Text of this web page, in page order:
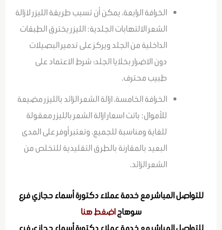
الخرافة الرابعة، يمكن أن تسبب طريقة الليزر لازالة
الشعر الالتهابات الجلدية: الليزر يخترق الطبقات
الداخلية من الجلد ويركز على تدمير البصيلات
دون الاضرار بخلايا الجلد؛ شرط الاعتماد على
طبيب محترف.
الخرافة الخامسة، ازالة الشعر الزائد بالليزر مضيعة
للأموال: باتت اسعار ازالة الشعر بالليزر معقولة
للغاية ومناسبة للجميع، وتعتبر أوفر على المدى
البعيد بالمقارنة بالطرق التقليدية للتخلص من
الشعر الزائد.
للتواصل المباشر مع خدمة عملاء دكتورة أسماء حجازي فرع
سوهاجاضغط هنا